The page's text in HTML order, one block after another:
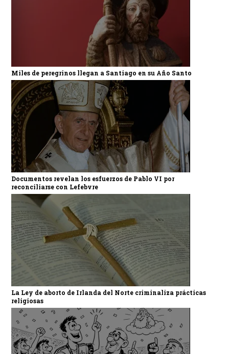
Miles de peregrinos llegan a Santiago en su Año Santo
Documentos revelan los esfuerzos de Pablo VI por
reconciliarse con Lefebvre
La Ley de aborto de Irlanda del Norte criminaliza prácticas
religiosas